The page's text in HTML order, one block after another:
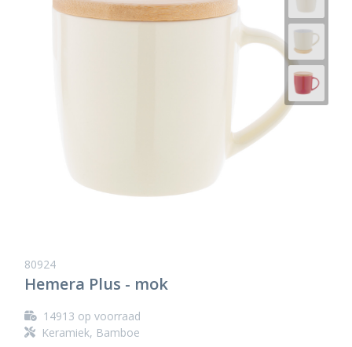
80924
Hemera Plus - mok
14913 op voorraad
Keramiek, Bamboe